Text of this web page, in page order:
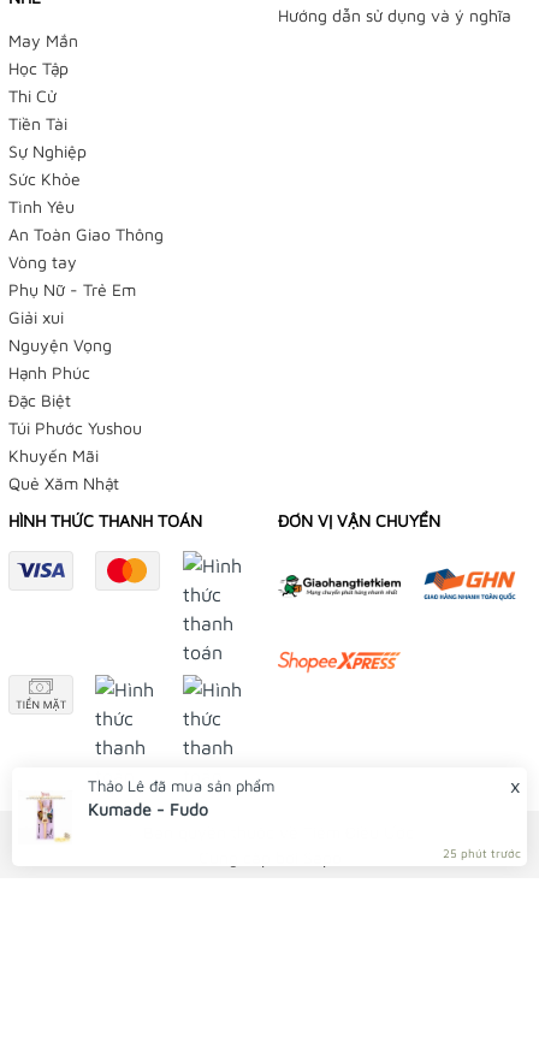
May Mắn
Học Tập
Thi Cử
Tiền Tài
Sự Nghiệp
Sức Khỏe
Tình Yêu
An Toàn Giao Thông
Vòng tay
Phụ Nữ - Trẻ Em
Giải xui
Nguyện Vọng
Hạnh Phúc
Đặc Biệt
Túi Phước Yushou
Khuyến Mãi
Quẻ Xăm Nhật
Hướng dẫn sử dụng và ý nghĩa
HÌNH THỨC THANH TOÁN ĐƠN VỊ VẬN CHUYỂN
x
Thảo Lê đã mua sản phẩm
Kumade - Fudo
25 phút trước